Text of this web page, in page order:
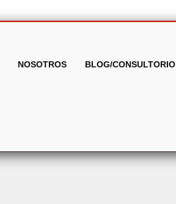
NOSOTROS BLOG/CONSULTORIO